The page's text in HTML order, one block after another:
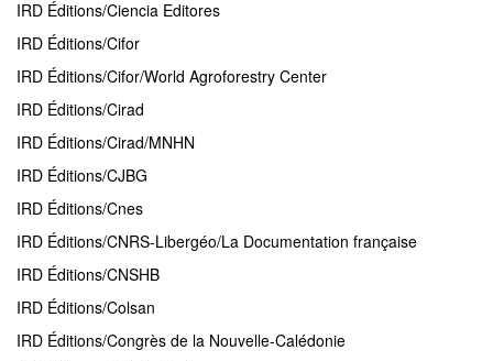
IRD Éditions/Ciencia Editores
IRD Éditions/Cifor
IRD Éditions/Cifor/World Agroforestry Center
IRD Éditions/Cirad
IRD Éditions/Cirad/MNHN
IRD Éditions/CJBG
IRD Éditions/Cnes
IRD Éditions/CNRS-Libergéo/La Documentation française
IRD Éditions/CNSHB
IRD Éditions/Colsan
IRD Éditions/Congrès de la Nouvelle-Calédonie